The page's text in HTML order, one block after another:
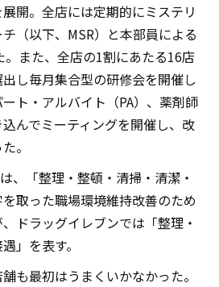
開。全店には定期的にミステリ
（以下、MSR）と本部員による
。また、全店の1割にあたる16店
し毎月集合型の研修会を開催し
ト・アルバイト（PA）、薬剤師
んでミーティングを開催し、改
。
、「整理・整頓・清掃・清潔・
取った職場環境維持改善のため
ドラッグイレブンでは「整理・
」を表す。
も最初はうまくいかなかった。